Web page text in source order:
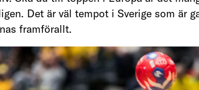
Det är väl tempot i Sverige som är
framförallt.